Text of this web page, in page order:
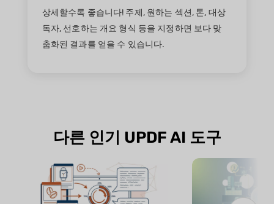
상세할수록 좋습니다! 주제, 원하는 섹션, 톤, 대상
독자, 선호하는 개요 형식 등을 지정하면 보다 맞
춤화된 결과를 얻을 수 있습니다.
다른 인기 UPDF AI 도구